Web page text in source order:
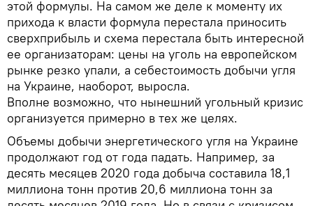
этой формулы. На самом же деле к моменту их
прихода к власти формула перестала приносить
сверхприбыль и схема перестала быть интересной
ее организаторам: цены на уголь на европейском
рынке резко упали, а себестоимость добычи угля
на Украине, наоборот, выросла.
Вполне возможно, что нынешний угольный кризис
организуется примерно в тех же целях.
Объемы добычи энергетического угля на Украине
продолжают год от года падать. Например, за
десять месяцев 2020 года добыча составила 18,1
миллиона тонн против 20,6 миллиона тонн за